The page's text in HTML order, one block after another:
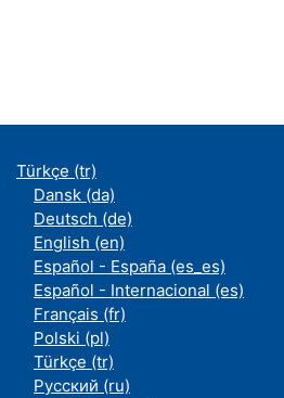
Türkçe ‎(tr)‎
Dansk ‎(da)‎
Deutsch ‎(de)‎
English ‎(en)‎
Español - España ‎(es_es)‎
Español - Internacional ‎(es)‎
Français ‎(fr)‎
Polski ‎(pl)‎
Türkçe ‎(tr)‎
Русский ‎(ru)‎